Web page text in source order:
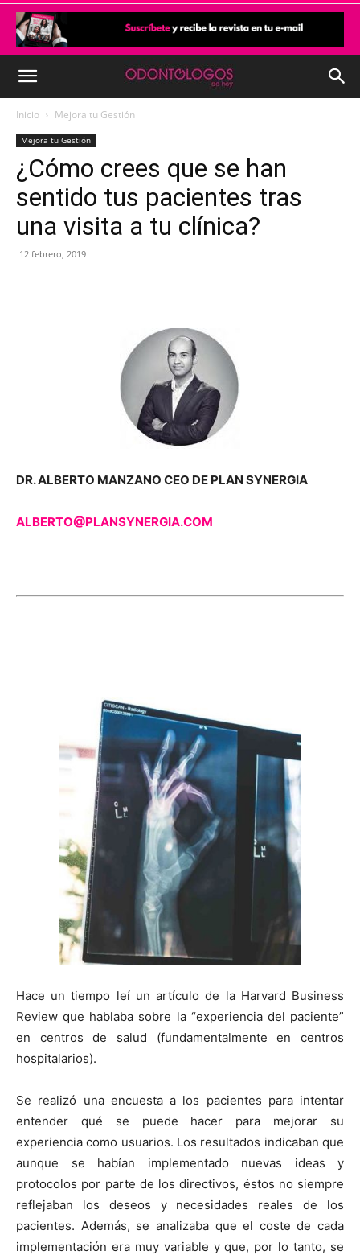
Inicio Mejora tu Gestión
Mejora tu Gestión
¿Cómo crees que se han
sentido tus pacientes tras
una visita a tu clínica?
12 febrero, 2019
DR. ALBERTO MANZANO CEO DE PLAN SYNERGIA
ALBERTO@PLANSYNERGIA.COM
Hace un tiempo leí un artículo de la Harvard Business
Review que hablaba sobre la “experiencia del paciente”
en centros de salud (fundamentalmente en centros
hospitalarios).
Se realizó una encuesta a los pacientes para intentar
entender qué se puede hacer para mejorar su
experiencia como usuarios. Los resultados indicaban que
aunque se habían implementado nuevas ideas y
protocolos por parte de los directivos, éstos no siempre
reflejaban los deseos y necesidades reales de los
pacientes. Además, se analizaba que el coste de cada
implementación era muy variable y que, por lo tanto, se